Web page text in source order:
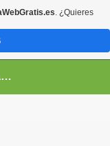
El Campo de Peñaranda (Salamanca)
. ¿Quieres